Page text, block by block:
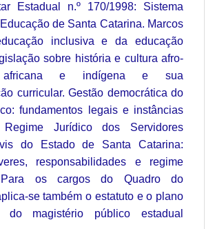
Estadual n.º 170/1998: Sistema
de Santa Catarina. Marcos
inclusiva e da educação
sobre história e cultura afro-
africana e indígena e sua
curricular. Gestão democrática do
fundamentos legais e instâncias
Regime Jurídico dos Servidores
do Estado de Santa Catarina:
responsabilidades e regime
Para os cargos do Quadro do
se também o estatuto e o plano
do magistério público estadual